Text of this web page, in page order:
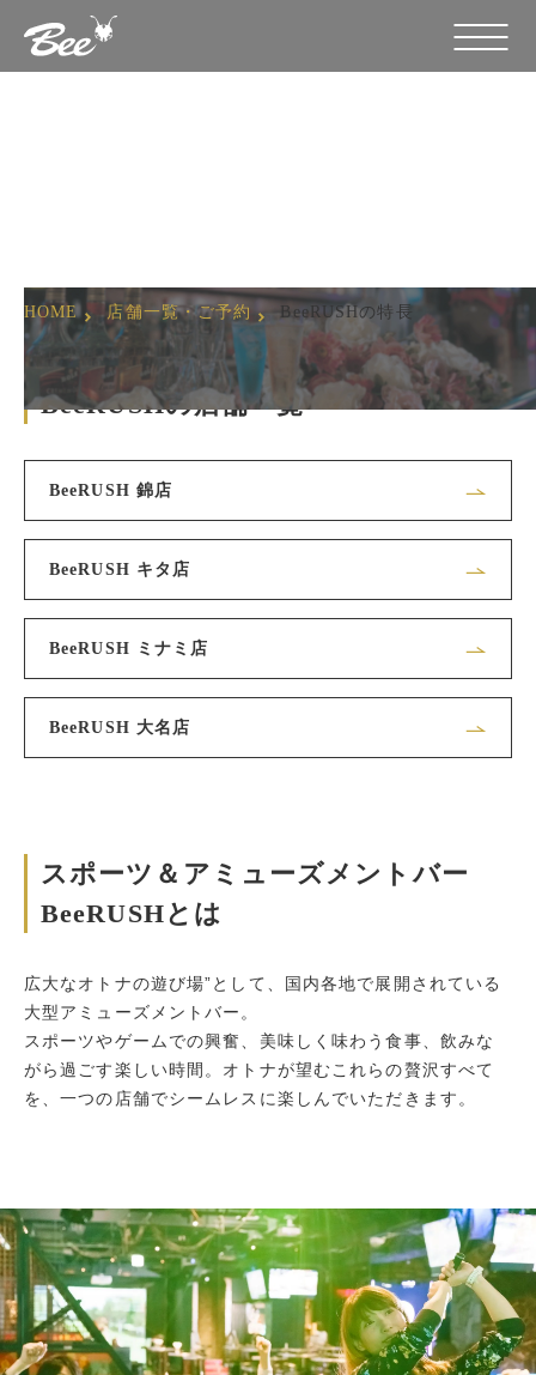
HOME 店舗一覧・ご予約 BeeRUSHの特長
BeeRUSHの店舗一覧
BeeRUSH 錦店
BeeRUSH キタ店
BeeRUSH ミナミ店
BeeRUSH 大名店
スポーツ＆アミューズメントバー
BeeRUSHとは
広大なオトナの遊び場”として、国内各地で展開されている
大型アミューズメントバー。
スポーツやゲームでの興奮、美味しく味わう食事、飲みな
がら過ごす楽しい時間。オトナが望むこれらの贅沢すべて
を、一つの店舗でシームレスに楽しんでいただきます。